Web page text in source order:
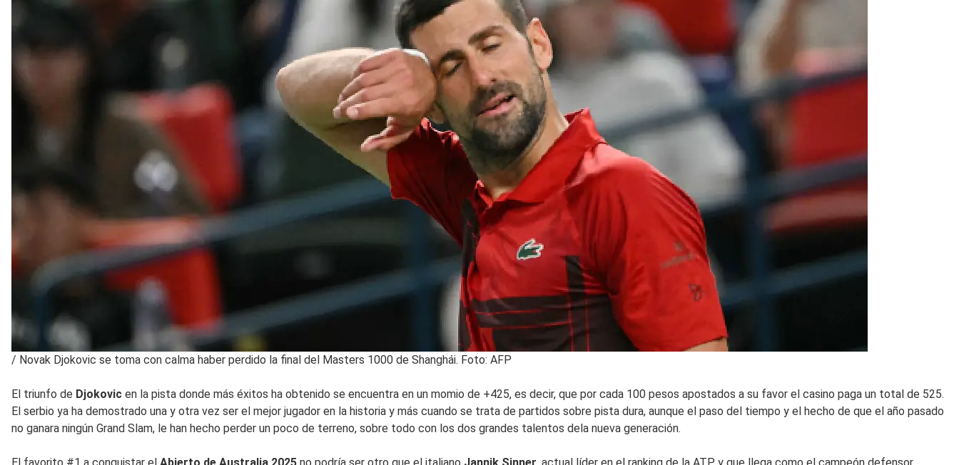
/ Novak Djokovic se toma con calma haber perdido la final del Masters 1000 de Shanghái. Foto: AFP
El triunfo de Djokovic en la pista donde más éxitos ha obtenido se encuentra en un momio de +425, es decir, que por cada 100 pesos apostados a su favor el casino paga un total de 525.
El serbio ya ha demostrado una y otra vez ser el mejor jugador en la historia y más cuando se trata de partidos sobre pista dura, aunque el paso del tiempo y el hecho de que el año pasado
no ganara ningún Grand Slam, le han hecho perder un poco de terreno, sobre todo con los dos grandes talentos dela nueva generación.